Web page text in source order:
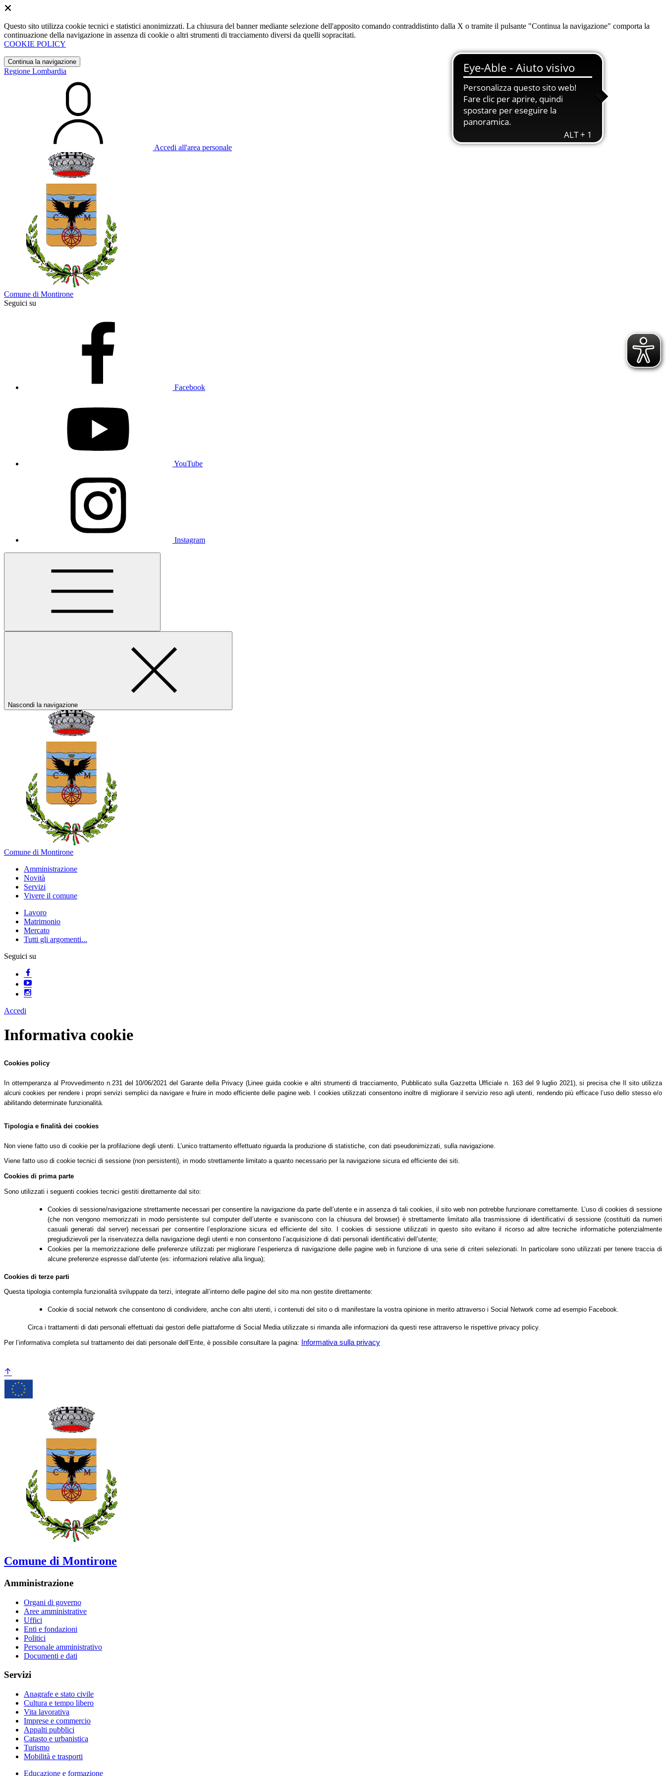
Questo sito utilizza cookie tecnici e statistici anonimizzati. La chiusura del banner mediante selezione dell'apposito comando contraddistinto dalla X o tramite il pulsante "Continua la navigazione" comporta la
continuazione della navigazione in assenza di cookie o altri strumenti di tracciamento diversi da quelli sopracitati.
COOKIE POLICY
Continua la navigazione
Regione Lombardia
Accedi all'area personale
Comune di Montirone
Seguici su
Facebook
YouTube
Instagram
Nascondi la navigazione
Comune di Montirone
Amministrazione
Novità
Servizi
Vivere il comune
Lavoro
Matrimonio
Mercato
Tutti gli argomenti...
Seguici su
Accedi
Informativa cookie
Cookies policy
In ottemperanza al Provvedimento n.231 del 10/06/2021 del Garante della Privacy (Linee guida cookie e altri strumenti di tracciamento, Pubblicato sulla Gazzetta Ufficiale n. 163 del 9 luglio 2021), si precisa che Il sito utilizza
alcuni cookies per rendere i propri servizi semplici da navigare e fruire in modo efficiente delle pagine web. I cookies utilizzati consentono inoltre di migliorare il servizio reso agli utenti, rendendo più efficace l’uso dello stesso e/o
abilitando determinate funzionalità.
Tipologia e finalità dei cookies
Non viene fatto uso di cookie per la profilazione degli utenti. L’unico trattamento effettuato riguarda la produzione di statistiche, con dati pseudonimizzati, sulla navigazione.
Viene fatto uso di cookie tecnici di sessione (non persistenti), in modo strettamente limitato a quanto necessario per la navigazione sicura ed efficiente dei siti.
Cookies di prima parte
Sono utilizzati i seguenti cookies tecnici gestiti direttamente dal sito:
Cookies di sessione/navigazione strettamente necessari per consentire la navigazione da parte dell’utente e in assenza di tali cookies, il sito web non potrebbe funzionare correttamente. L’uso di cookies di sessione
(che non vengono memorizzati in modo persistente sul computer dell’utente e svaniscono con la chiusura del browser) è strettamente limitato alla trasmissione di identificativi di sessione (costituiti da numeri
casuali generati dal server) necessari per consentire l’esplorazione sicura ed efficiente del sito. I cookies di sessione utilizzati in questo sito evitano il ricorso ad altre tecniche informatiche potenzialmente
pregiudizievoli per la riservatezza della navigazione degli utenti e non consentono l’acquisizione di dati personali identificativi dell’utente;
Cookies per la memorizzazione delle preferenze utilizzati per migliorare l’esperienza di navigazione delle pagine web in funzione di una serie di criteri selezionati. In particolare sono utilizzati per tenere traccia di
alcune preferenze espresse dall’utente (es: informazioni relative alla lingua);
Cookies di terze parti
Questa tipologia contempla funzionalità sviluppate da terzi, integrate all’interno delle pagine del sito ma non gestite direttamente:
Cookie di social network che consentono di condividere, anche con altri utenti, i contenuti del sito o di manifestare la vostra opinione in merito attraverso i Social Network come ad esempio Facebook.
Circa i trattamenti di dati personali effettuati dai gestori delle piattaforme di Social Media utilizzate si rimanda alle informazioni da questi rese attraverso le rispettive privacy policy.
Per l’informativa completa sul trattamento dei dati personale dell’Ente, è possibile consultare la pagina: Informativa sulla privacy
Comune di Montirone
Amministrazione
Organi di governo
Aree amministrative
Uffici
Enti e fondazioni
Politici
Personale amministrativo
Documenti e dati
Servizi
Anagrafe e stato civile
Cultura e tempo libero
Vita lavorativa
Imprese e commercio
Appalti pubblici
Catasto e urbanistica
Turismo
Mobilità e trasporti
Educazione e formazione